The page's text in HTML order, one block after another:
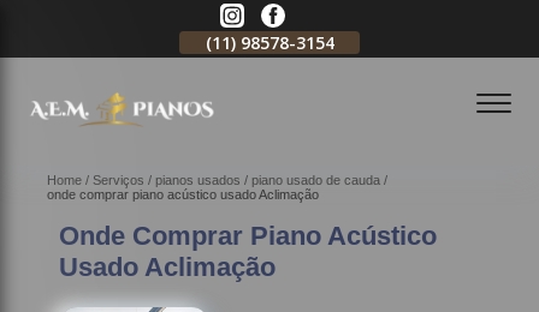
(11) 98578-3154
Home Serviços pianos usados
piano usado de cauda
onde comprar piano acústico usado Aclimação
Onde Comprar Piano Acústico
Usado Aclimação